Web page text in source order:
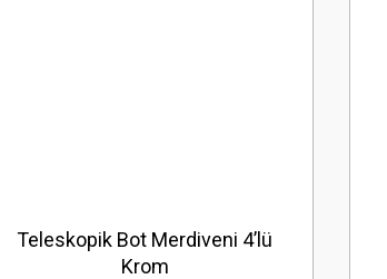
Teleskopik Bot Merdiveni 4’lü
Krom